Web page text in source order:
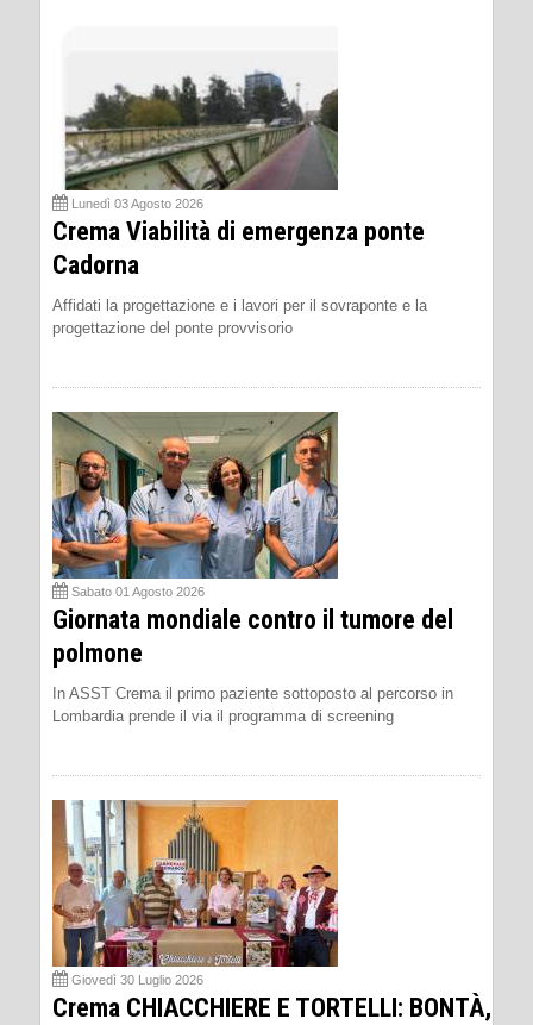
Lunedì 03 Agosto 2026
Crema Viabilità di emergenza ponte
Cadorna
Affidati la progettazione e i lavori per il sovraponte e la
progettazione del ponte provvisorio
Sabato 01 Agosto 2026
Giornata mondiale contro il tumore del
polmone
In ASST Crema il primo paziente sottoposto al percorso in
Lombardia prende il via il programma di screening
Giovedì 30 Luglio 2026
Crema CHIACCHIERE E TORTELLI: BONTÀ,